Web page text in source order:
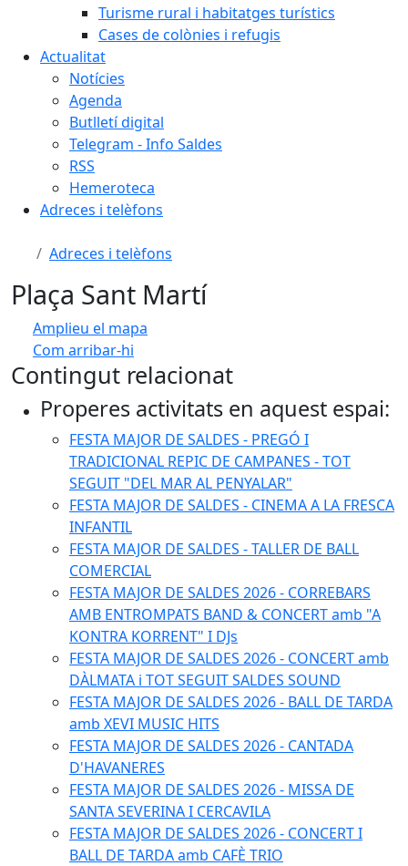
Turisme rural i habitatges turístics
Cases de colònies i refugis
Actualitat
Notícies
Agenda
Butlletí digital
Telegram - Info Saldes
RSS
Hemeroteca
Adreces i telèfons
Adreces i telèfons
Plaça Sant Martí
Amplieu el mapa
Com arribar-hi
+
Contingut relacionat
Properes activitats en aquest espai:
FESTA MAJOR DE SALDES - PREGÓ I
TRADICIONAL REPIC DE CAMPANES - TOT
SEGUIT "DEL MAR AL PENYALAR"
FESTA MAJOR DE SALDES - CINEMA A LA FRESCA
INFANTIL
FESTA MAJOR DE SALDES - TALLER DE BALL
COMERCIAL
FESTA MAJOR DE SALDES 2026 - CORREBARS
AMB ENTROMPATS BAND & CONCERT amb "A
KONTRA KORRENT" I DJs
FESTA MAJOR DE SALDES 2026 - CONCERT amb
DÀLMATA i TOT SEGUIT SALDES SOUND
FESTA MAJOR DE SALDES 2026 - BALL DE TARDA
amb XEVI MUSIC HITS
FESTA MAJOR DE SALDES 2026 - CANTADA
D'HAVANERES
FESTA MAJOR DE SALDES 2026 - MISSA DE
SANTA SEVERINA I CERCAVILA
FESTA MAJOR DE SALDES 2026 - CONCERT I
BALL DE TARDA amb CAFÈ TRIO